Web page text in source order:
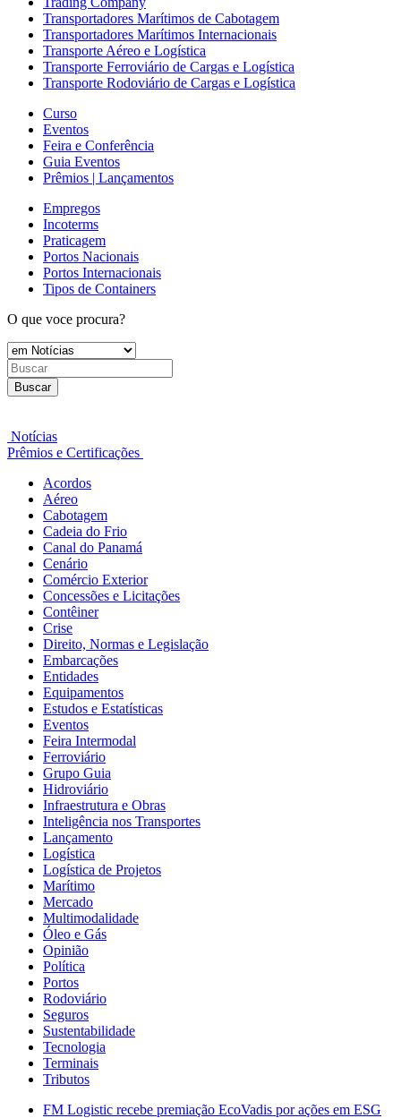
Transportadores Marítimos de Cabotagem
Transportadores Marítimos Internacionais
Transporte Aéreo e Logística
Transporte Ferroviário de Cargas e Logística
Transporte Rodoviário de Cargas e Logística
Curso
Eventos
Feira e Conferência
Guia Eventos
Prêmios | Lançamentos
Empregos
Incoterms
Praticagem
Portos Nacionais
Portos Internacionais
Tipos de Containers
O que voce procura?
Buscar
Notícias
Prêmios e Certificações
Acordos
Aéreo
Cabotagem
Cadeia do Frio
Canal do Panamá
Cenário
Comércio Exterior
Concessões e Licitações
Contêiner
Crise
Direito, Normas e Legislação
Embarcações
Entidades
Equipamentos
Estudos e Estatísticas
Eventos
Feira Intermodal
Ferroviário
Grupo Guia
Hidroviário
Infraestrutura e Obras
Inteligência nos Transportes
Lançamento
Logística
Logística de Projetos
Marítimo
Mercado
Multimodalidade
Óleo e Gás
Opinião
Política
Portos
Rodoviário
Seguros
Sustentabilidade
Tecnologia
Terminais
Tributos
FM Logistic recebe premiação EcoVadis por ações em ESG